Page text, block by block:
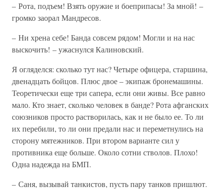
– Рота, подъем! Взять оружие и боеприпасы! За мной! –
громко заорал Мандресов.
– Ни хрена себе! Банда совсем рядом! Могли и на нас
выскочить! – ужаснулся Калиновский.
Я огляделся: сколько тут нас? Четыре офицера, старшина,
двенадцать бойцов. Плюс двое – экипаж бронемашины.
Теоретически еще три сапера, если они живы. Все равно
мало. Кто знает, сколько человек в банде? Рота афганских
союзников просто растворилась, как и не было ее. То ли
их перебили, то ли они предали нас и переметнулись на
сторону мятежников. При втором варианте сил у
противника еще больше. Около сотни стволов. Плохо!
Одна надежда на БМП.
– Саня, вызывай танкистов, пусть пару танков пришлют.